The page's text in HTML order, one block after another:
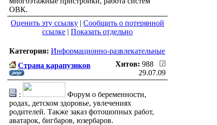
ОВК.
Оценить эту ссылку | Сообщить о потерянной
ссылке | Показать отдельно
Категория: Информационно-развлекательные
Страна карапузиков
Хитов: 988
29.07.09
:
Форум о беременности,
родах, детском здоровье, увлечениях
родителей. Также заказ фотошопных работ,
аватарок, бигбаров, юзербаров.